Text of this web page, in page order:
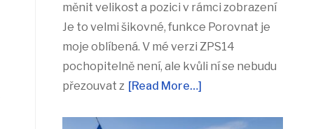
měnit velikost a pozici v rámci zobrazení
Je to velmi šikovné, funkce Porovnat je
moje oblíbená. V mé verzi ZPS14
pochopitelně není, ale kvůli ní se nebudu
přezouvat z [Read More…]